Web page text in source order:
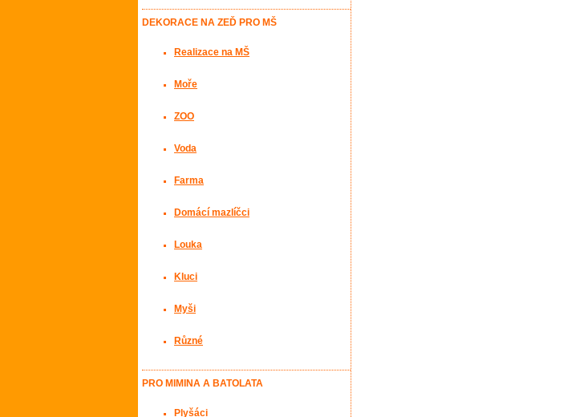
DEKORACE NA ZEĎ PRO MŠ
Realizace na MŠ
Moře
ZOO
Voda
Farma
Domácí mazlíčci
Louka
Kluci
Myši
Různé
PRO MIMINA A BATOLATA
Plyšáci